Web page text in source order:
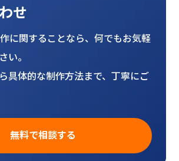
せ
に関することなら、何でもお気軽
い。
具体的な制作方法まで、丁寧にご
無料で相談する